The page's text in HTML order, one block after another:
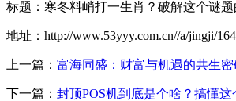
标题：寒冬料峭打一生肖？破解这个谜
地址：http://www.53yyy.com.cn//a/jingji/
上一篇： 富海同盛：财富与机遇的共生密
下一篇： 封顶POS机到底是个啥？搞懂这